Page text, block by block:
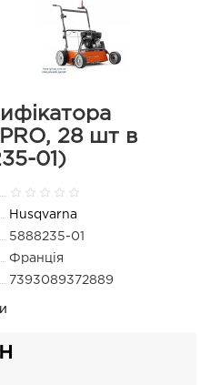
28 шт в
01)
Husqvarna
5888235-01
Франція
7393089372889